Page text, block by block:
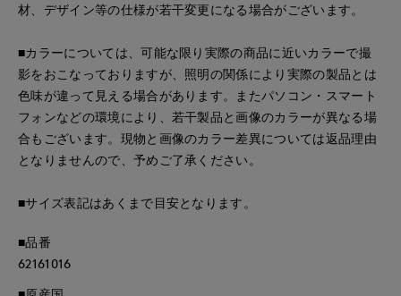
材、デザイン等の仕様が若干変更になる場合がございます。
■カラーについては、可能な限り実際の商品に近いカラーで撮
影をおこなっておりますが、照明の関係により実際の製品とは
色味が違って見える場合があります。またパソコン・スマート
フォンなどの環境により、若干製品と画像のカラーが異なる場
合もございます。現物と画像のカラー差異については返品理由
となりませんので、予めご了承ください。
■サイズ表記はあくまで目安となります。
■品番
62161016